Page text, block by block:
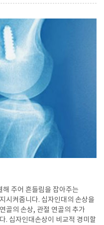
주어 흔들림을 잡아주는
시켜줍니다. 십자인대의 손상을
골의 손상, 관절 연골의 추가
. 십자인대손상이 비교적 경미할